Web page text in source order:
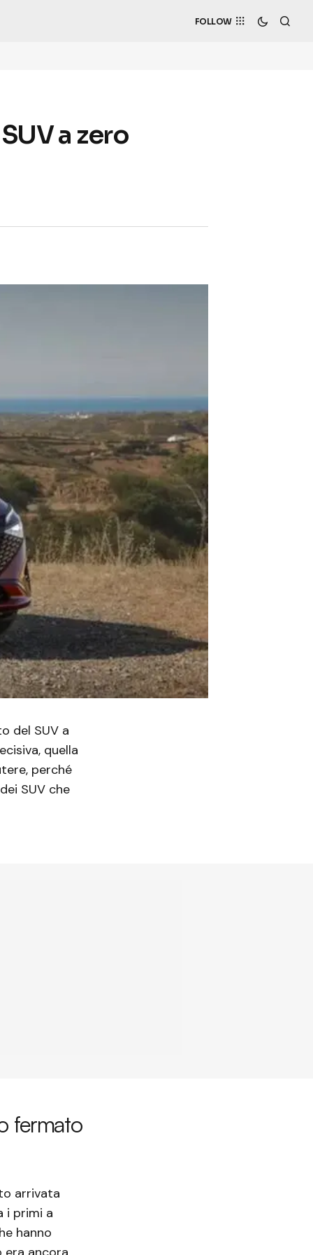
FOLLOW
a zero
del SUV a
quella
perché
SUV che
fermato
arrivata
i primi a
hanno